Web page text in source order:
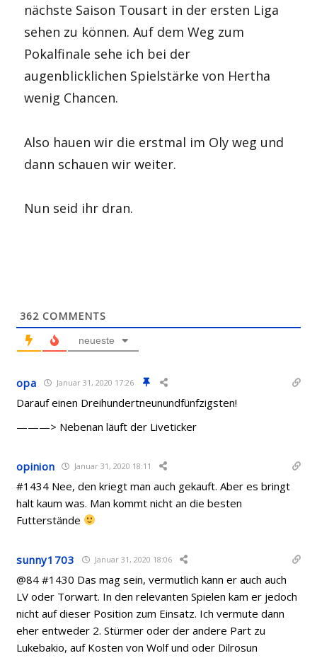
nächste Saison Tousart in der ersten Liga
sehen zu können. Auf dem Weg zum
Pokalfinale sehe ich bei der
augenblicklichen Spielstärke von Hertha
wenig Chancen.
Also hauen wir die erstmal im Oly weg und
dann schauen wir weiter.
Nun seid ihr dran.
362 COMMENTS
neueste
opa Januar 31, 2020 17:26
Darauf einen Dreihundertneunundfünfzigsten!
———> Nebenan läuft der Liveticker
opinion Januar 31, 2020 18:11
#1434 Nee, den kriegt man auch gekauft. Aber es bringt
halt kaum was. Man kommt nicht an die besten
Futterstände
sunny1703 Januar 31, 2020 18:06
@84 #1430 Das mag sein, vermutlich kann er auch auch
LV oder Torwart. In den relevanten Spielen kam er jedoch
nicht auf dieser Position zum Einsatz. Ich vermute dann
eher entweder 2. Stürmer oder der andere Part zu
Lukebakio, auf Kosten von Wolf und oder Dilrosun